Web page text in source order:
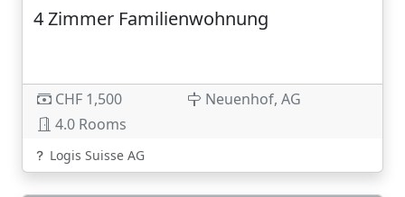
4 Zimmer Familienwohnung
CHF 1,500
4.0 Rooms
Neuenhof, AG
Logis Suisse AG